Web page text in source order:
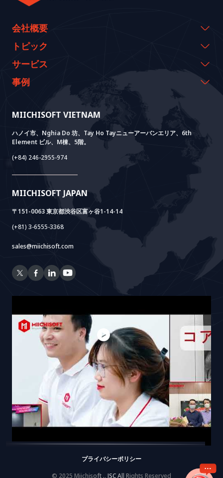
MIICHISOFT VIETNAM
ハノイ市、Nghia Do 坊、Tay Ho Tayニューアーバンエリア、6th
Element ビル、M棟、5階。
(+84) 246-2955-974
MIICHISOFT JAPAN
〒151-0063 東京都渋谷区富ヶ谷1-14-14
(+81) 3-6555-3368
sales@miichisoft.com
会社概要
会社概要
代表のメッセージ
沿革
価値観
トピック
イベント & ウェビナー
資料室
ニュース
FAQ
サービス
AI CO-CREATION
AI PoC開発
Core Lab
System Lab
Power Lab
Cloud Lab
AI+ SOLUTIONS
AI+ Products
Meet AI+
AI+ Package
RAG Package
VIETNAM BRIDGE
BOTモデル
法人設立支援
事例
実績
お客様の声
© 2025 Miichisoft ., JSC All Rights Reserved
プライバシーポリシー